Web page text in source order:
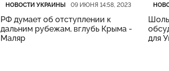
Категория
НОВОСТИ УКРАИНЫ
Дата публикации 09 ИЮНЯ 14:58, 2023
РФ думает об отступлении к
дальним рубежам, вглубь Крыма -
Маляр
для